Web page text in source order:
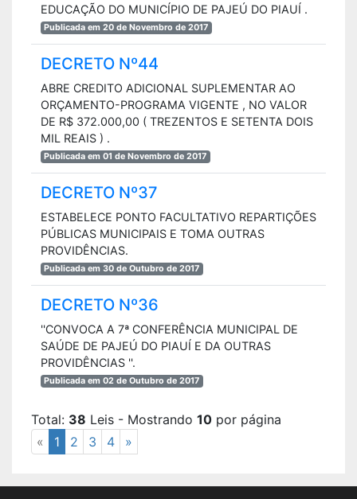
EDUCAÇÃO DO MUNICÍPIO DE PAJEÚ DO PIAUÍ .
Publicada em 20 de Novembro de 2017
DECRETO Nº44
ABRE CREDITO ADICIONAL SUPLEMENTAR AO
ORÇAMENTO-PROGRAMA VIGENTE , NO VALOR
DE R$ 372.000,00 ( TREZENTOS E SETENTA DOIS
MIL REAIS ) .
Publicada em 01 de Novembro de 2017
DECRETO Nº37
ESTABELECE PONTO FACULTATIVO REPARTIÇÕES
PÚBLICAS MUNICIPAIS E TOMA OUTRAS
PROVIDÊNCIAS.
Publicada em 30 de Outubro de 2017
DECRETO Nº36
''CONVOCA A 7ª CONFERÊNCIA MUNICIPAL DE
SAÚDE DE PAJEÚ DO PIAUÍ E DA OUTRAS
PROVIDÊNCIAS ''.
Publicada em 02 de Outubro de 2017
Total: 38 Leis - Mostrando 10 por página
«
1 2 3 4 »